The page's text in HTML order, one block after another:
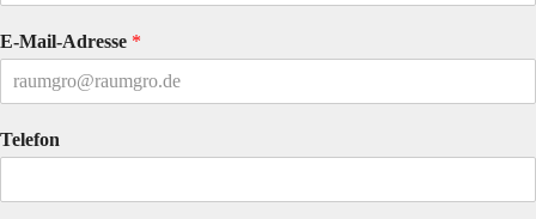
E-Mail-Adresse *
Telefon